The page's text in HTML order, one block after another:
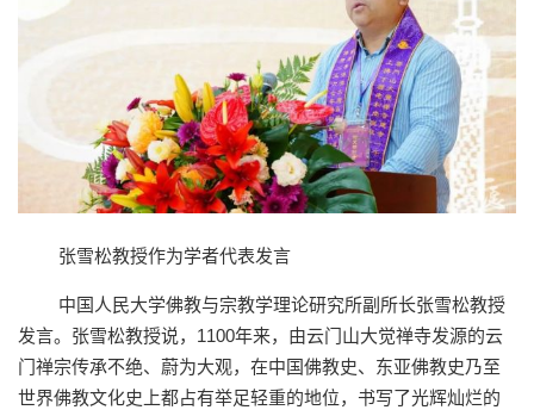
张雪松教授作为学者代表发言
中国人民大学佛教与宗教学理论研究所副所长张雪松教授
发言。张雪松教授说，1100年来，由云门山大觉禅寺发源的云
门禅宗传承不绝、蔚为大观，在中国佛教史、东亚佛教史乃至
世界佛教文化史上都占有举足轻重的地位，书写了光辉灿烂的